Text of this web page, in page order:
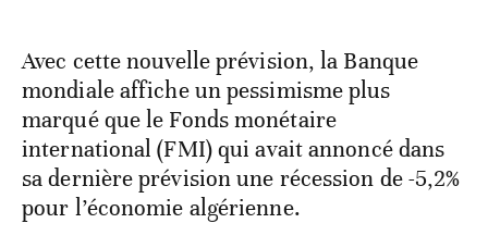
Avec cette nouvelle prévision, la Banque
mondiale affiche un pessimisme plus
marqué que le Fonds monétaire
international (FMI) qui avait annoncé dans
sa dernière prévision une récession de -5,2%
pour l’économie algérienne.